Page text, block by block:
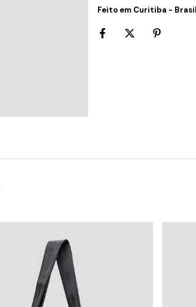
Feito em Curitiba - Brasil